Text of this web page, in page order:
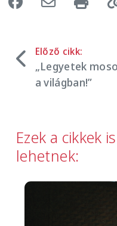
Előző cikk:
„Legyetek
a világban!”
Ezek a cikkek
lehetnek:
Image